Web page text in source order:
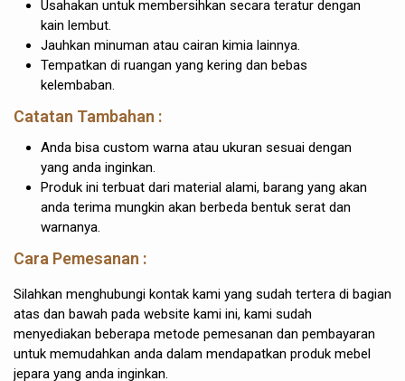
Usahakan untuk membersihkan secara teratur dengan
kain lembut.
Jauhkan minuman atau cairan kimia lainnya.
Tempatkan di ruangan yang kering dan bebas
kelembaban.
Catatan Tambahan :
Anda bisa custom warna atau ukuran sesuai dengan
yang anda inginkan.
Produk ini terbuat dari material alami, barang yang akan
anda terima mungkin akan berbeda bentuk serat dan
warnanya.
Cara Pemesanan :
Silahkan menghubungi kontak kami yang sudah tertera di bagian
atas dan bawah pada website kami ini, kami sudah
menyediakan beberapa metode pemesanan dan pembayaran
untuk memudahkan anda dalam mendapatkan produk mebel
jepara yang anda inginkan.